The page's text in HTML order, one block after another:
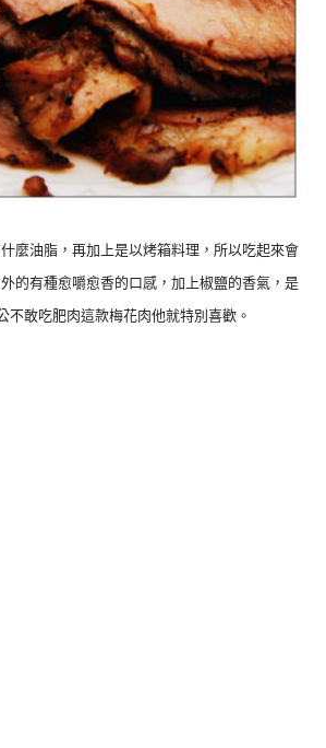
麼油脂，再加上是以烤箱料理，所以吃起來會
的有種愈嚼愈香的口感，加上椒鹽的香氣，是
不敢吃肥肉這款梅花肉他就特別喜歡。